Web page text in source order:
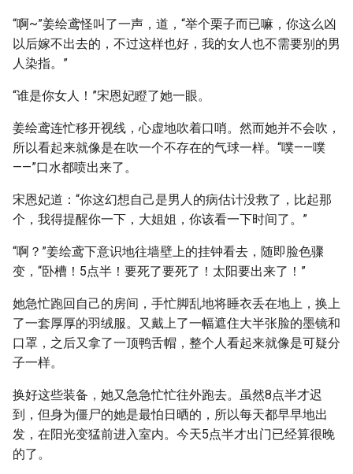
“啊~”姜绘鸢怪叫了一声，道，“举个栗子而已嘛，你这么凶
以后嫁不出去的，不过这样也好，我的女人也不需要别的男
人染指。”
“谁是你女人！”宋恩妃瞪了她一眼。
姜绘鸢连忙移开视线，心虚地吹着口哨。然而她并不会吹，
所以看起来就像是在吹一个不存在的气球一样。“噗——噗
——”口水都喷出来了。
宋恩妃道：“你这幻想自己是男人的病估计没救了，比起那
个，我得提醒你一下，大姐姐，你该看一下时间了。”
“啊？”姜绘鸢下意识地往墙壁上的挂钟看去，随即脸色骤
变，“卧槽！5点半！要死了要死了！太阳要出来了！”
她急忙跑回自己的房间，手忙脚乱地将睡衣丢在地上，换上
了一套厚厚的羽绒服。又戴上了一幅遮住大半张脸的墨镜和
口罩，之后又拿了一顶鸭舌帽，整个人看起来就像是可疑分
子一样。
换好这些装备，她又急急忙忙往外跑去。虽然8点半才迟
到，但身为僵尸的她是最怕日晒的，所以每天都早早地出
发，在阳光变猛前进入室内。今天5点半才出门已经算很晚
的了。